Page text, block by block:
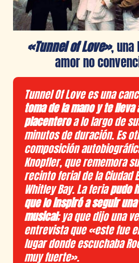
«Tunnel of Love»,
amor no
Tunnel Of Love es una
toma de la mano y te lleva
placenteroa lo largo de
minutos de duración. Es
composición
Knopfler, que rememora
recinto ferial de la Ciudad
Whitley Bay. La feriapudo
que lo inspiró a seguir
musical; ya que dijo una
entrevista que «este fue
lugar donde escuchaba
muy fuerte».